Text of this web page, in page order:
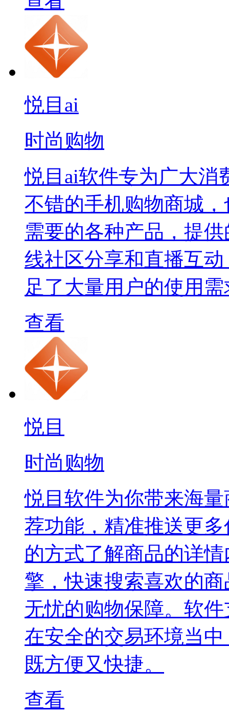
悦目ai
时尚购物
悦目ai软件专为广大消
不错的手机购物商城
需要的各种产品，提
线社区分享和直播互
足了大量用户的使用
查看
悦目
时尚购物
悦目软件为你带来海
荐功能，精准推送更
的方式了解商品的详
擎，快速搜索喜欢的
无忧的购物保障。软
在安全的交易环境当
既方便又快捷。
查看